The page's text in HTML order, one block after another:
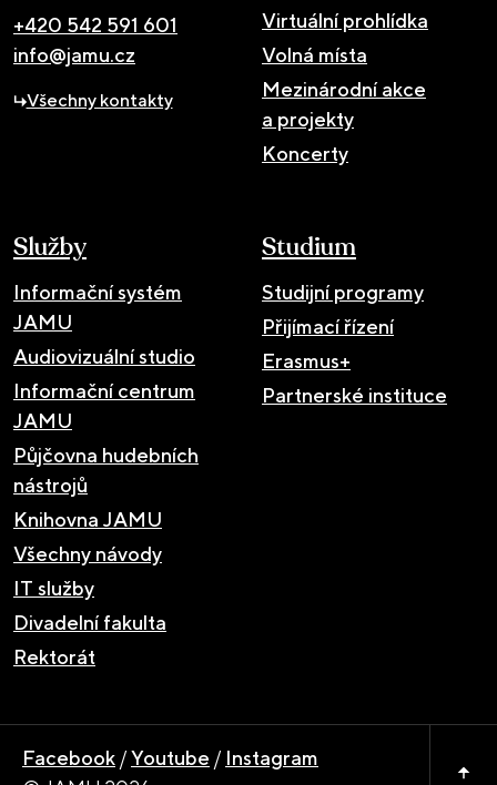
+420 542 591 601
info@jamu.cz
Všechny kontakty
Virtuální prohlídka
Volná místa
Mezinárodní akce
a projekty
Koncerty
Služby
Informační systém
JAMU
Audiovizuální studio
Informační centrum
JAMU
Půjčovna hudebních
nástrojů
Knihovna JAMU
Všechny návody
IT služby
Divadelní fakulta
Rektorát
Studium
Studijní programy
Přijímací řízení
Erasmus+
Partnerské instituce
Facebook /Youtube / Instagram